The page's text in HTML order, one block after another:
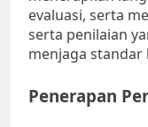
evaluasi, serta
serta penilaian
menjaga
Penerapan